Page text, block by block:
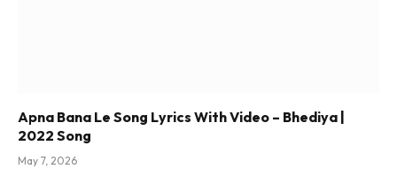
Apna Bana Le Song Lyrics With Video – Bhediya |
2022 Song
May 7, 2026